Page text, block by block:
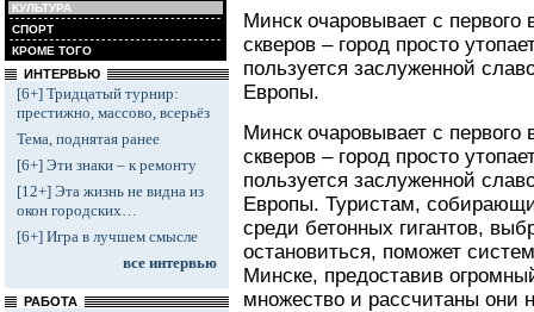
КУЛЬТУРА
СПОРТ
КРОМЕ ТОГО
ИНТЕРВЬЮ
[6+] Тридцатый турнир:
престижно, массово, всерьёз
Тема, поднятая ранее
[6+] Эти знаки – к ремонту
[12+] Эта жизнь не видна из
окон городских…
[6+] Игра в лучшем смысле
все интервью
РАБОТА
Минск очаровывает с
скверов – город просто
пользуется заслуженной
Европы.
Минск очаровывает с
скверов – город просто
пользуется заслуженной
Европы. Туристам,
среди бетонных гигантов,
остановиться, поможет
Минске, предоставив
множество и рассчитаны они